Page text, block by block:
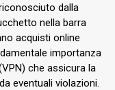
dalla
nella barra
acquisti online
importanza
che assicura la
eventuali violazioni.